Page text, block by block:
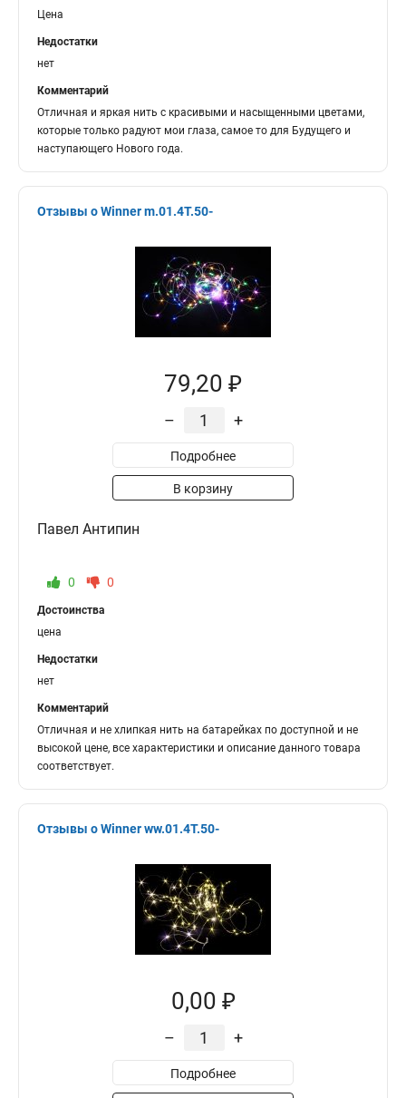
Цена
Недостатки
нет
Комментарий
Отличная и яркая нить с красивыми и насыщенными цветами,
которые только радуют мои глаза, самое то для Будущего и
наступающего Нового года.
Отзывы о Winner m.01.4T.50-
79,20 ₽
– +
Подробнее
В корзину
Павел Антипин
0 0
Достоинства
цена
Недостатки
нет
Комментарий
Отличная и не хлипкая нить на батарейках по доступной и не
высокой цене, все характеристики и описание данного товара
соответствует.
Отзывы о Winner ww.01.4T.50-
0,00 ₽
– +
Подробнее